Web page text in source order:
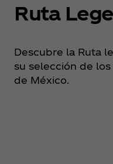
Ruta
Descubre la Ruta
su selección de
de México.